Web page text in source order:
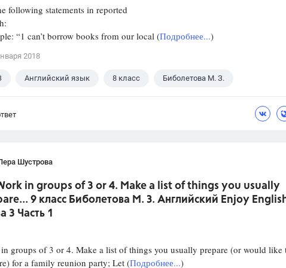
following statements in reported
“1 can’t borrow books from our local (Подробнее...)
2018
Английский язык 8 класс Биболетова М. З.
Шустрова
in groups of 3 or 4. Make a list of things you usually
9 класс Биболетова М. З. Английский Enjoy
3 Часть 1
groups of 3 or 4. Make a list of things you usually prepare (or would like
for a family reunion party; Let (Подробнее...)